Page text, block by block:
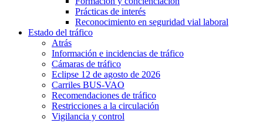
Prácticas de interés
Reconocimiento en seguridad vial laboral
Estado del tráfico
Atrás
Información e incidencias de tráfico
Cámaras de tráfico
Eclipse 12 de agosto de 2026
Carriles BUS-VAO
Recomendaciones de tráfico
Restricciones a la circulación
Vigilancia y control